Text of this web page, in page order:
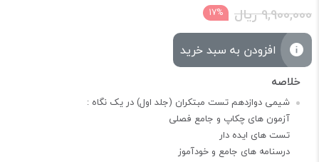
9,900,000 ریال
17%
افزودن به سبد خرید
شیمی دوازدهم تست مبتکران (جلد اول) در یک نگاه :
آزمون های چکاپ و جامع فصلی
تست های ایده دار
درسنامه های جامع و خودآموز